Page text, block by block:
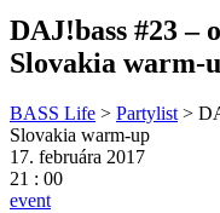
DAJ!bass #23 –
Slovakia warm-
BASS Life > Partylist>
Slovakia warm-up
17. februára 2017
21 : 00
event